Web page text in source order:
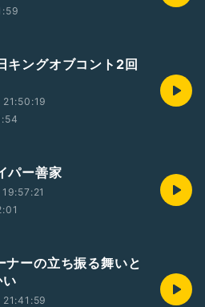
キングオブコント2回
パー善家
ナーの立ち振る舞いと